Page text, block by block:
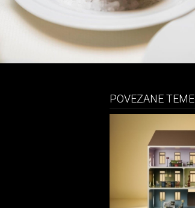
POVEZANE TEME